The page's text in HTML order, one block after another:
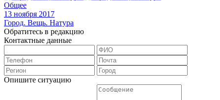
Общее
13 ноября 2017
Город. Вещь. Натура
Обратитесь в редакцию
Контактные данные
Опишите ситуацию